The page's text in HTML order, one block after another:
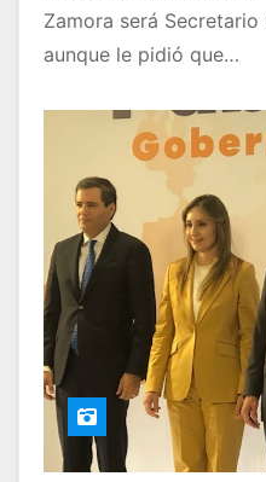
Zamora será
aunque le pidió que…